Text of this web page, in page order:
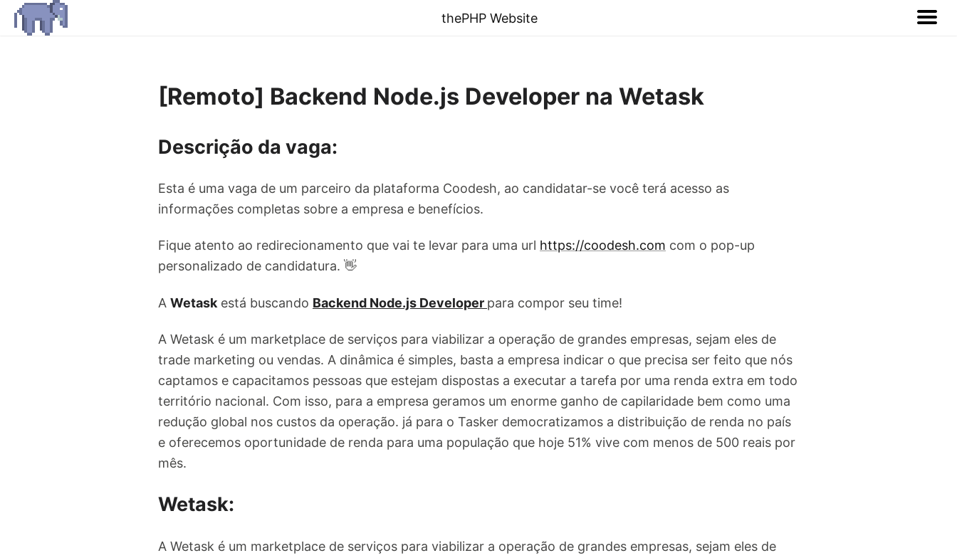
thePHP Website
[Remoto] Backend Node.js Developer na Wetask
Descrição da vaga:
Esta é uma vaga de um parceiro da plataforma Coodesh, ao candidatar-se você terá acesso as
informações completas sobre a empresa e benefícios.
Fique atento ao redirecionamento que vai te levar para uma url https://coodesh.com com o pop-up
personalizado de candidatura. 👋
A Wetask está buscando Backend Node.js Developer para compor seu time!
A Wetask é um marketplace de serviços para viabilizar a operação de grandes empresas, sejam eles de
trade marketing ou vendas. A dinâmica é simples, basta a empresa indicar o que precisa ser feito que nós
captamos e capacitamos pessoas que estejam dispostas a executar a tarefa por uma renda extra em todo
território nacional. Com isso, para a empresa geramos um enorme ganho de capilaridade bem como uma
redução global nos custos da operação. já para o Tasker democratizamos a distribuição de renda no país
e oferecemos oportunidade de renda para uma população que hoje 51% vive com menos de 500 reais por
mês.
Wetask:
A Wetask é um marketplace de serviços para viabilizar a operação de grandes empresas, sejam eles de